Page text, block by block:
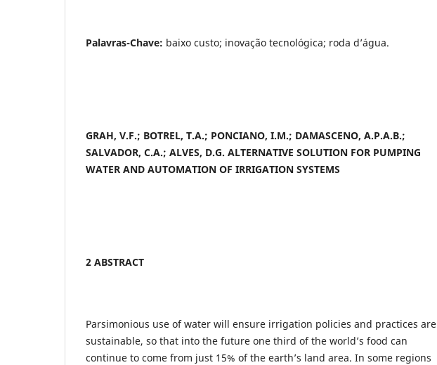
Palavras-Chave: baixo custo; inovação tecnológica; roda d’água.
GRAH, V.F.; BOTREL, T.A.; PONCIANO, I.M.; DAMASCENO, A.P.A.B.;
SALVADOR, C.A.; ALVES, D.G. ALTERNATIVE SOLUTION FOR PUMPING
WATER AND AUTOMATION OF IRRIGATION SYSTEMS
2 ABSTRACT
Parsimonious use of water will ensure irrigation policies and practices are
sustainable, so that into the future one third of the world’s food can
continue to come from just 15% of the earth’s land area. In some regions